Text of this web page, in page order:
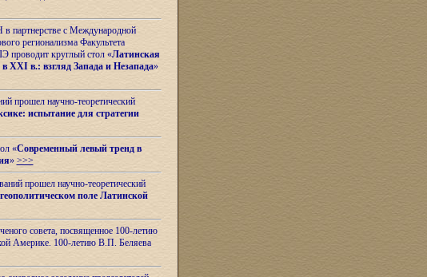
партнерстве с Международной
регионализма Факультета
круглый стол «Латинская
XXI в.: взгляд Запада и Незапада»
прошел научно-теоретический
испытание для стратегии
«Современный левый тренд в
» >>>
прошел научно-теоретический
поле Латинской
совета, посвященное 100-летию
Америке. 100-летию В.П. Беляева